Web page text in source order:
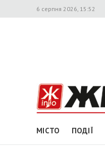
6 серпня 2026, 15:52
МІСТО ПОДІЇ